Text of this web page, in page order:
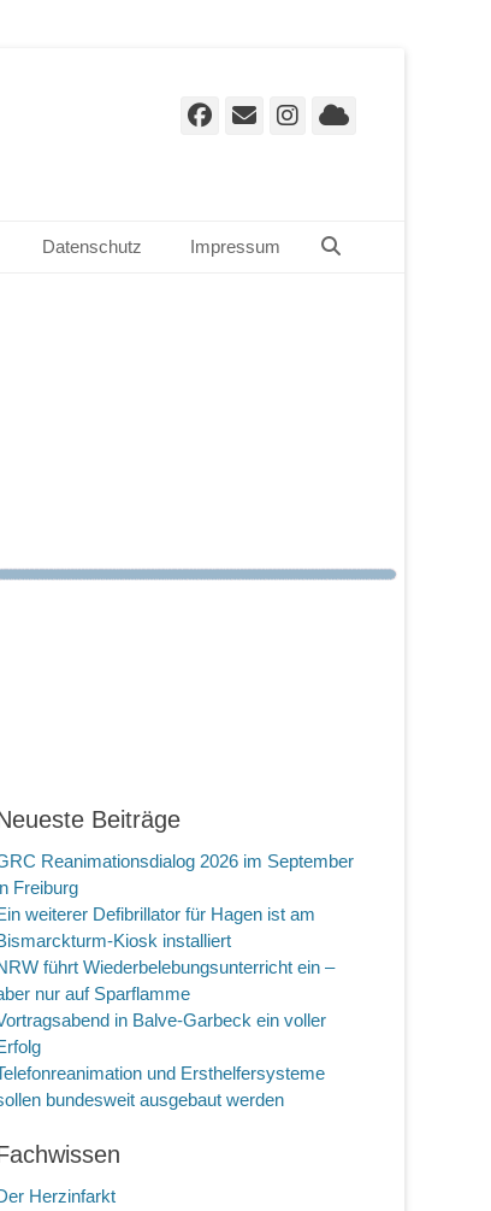
Facebook
E-
Instagram
Cloud
Datenschutz Impressum
Beiträge
Reanimationsdialog 2026 im September
Freiburg
weiterer Defibrillator für Hagen ist am
Kiosk installiert
führt Wiederbelebungsunterricht ein –
nur auf Sparflamme
in Balve-Garbeck ein voller
und Ersthelfersysteme
bundesweit ausgebaut werden
Herzinfarkt